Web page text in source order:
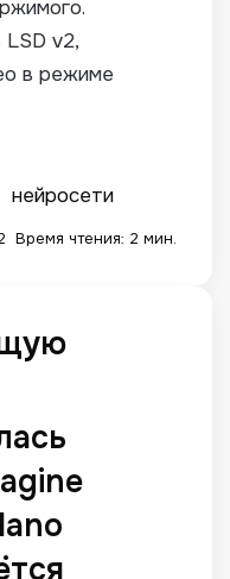
v2,
в режиме
нейросети
Время чтения: 2 мин.